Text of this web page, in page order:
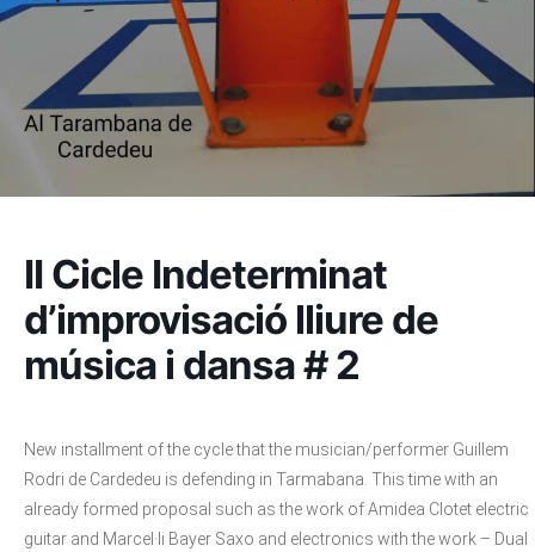
II Cicle Indeterminat
d’improvisació lliure de
música i dansa # 2
New installment of the cycle that the musician/performer Guillem
Rodri de Cardedeu is defending in Tarmabana. This time with an
already formed proposal such as the work of Amidea Clotet electric
guitar and Marcel·li Bayer Saxo and electronics with the work – Dual